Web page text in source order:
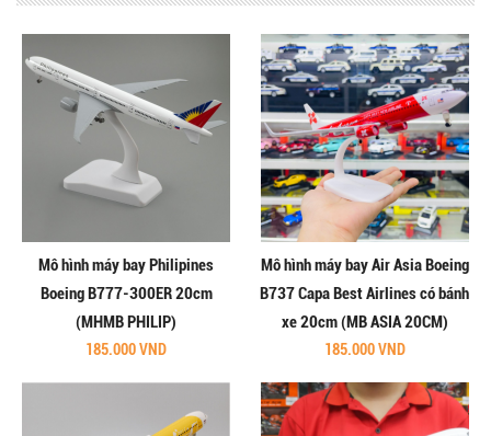
Mô hình máy bay Philipines
Boeing B777-300ER 20cm
(MHMB PHILIP)
185.000 VND
Mô hình máy bay Air Asia Boeing
B737 Capa Best Airlines có bánh
xe 20cm (MB ASIA 20CM)
185.000 VND